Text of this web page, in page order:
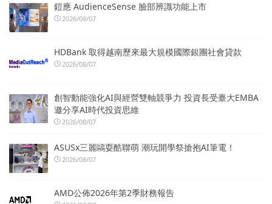
鎧應 AudienceSense 臉部辨識功能上市
2026/08/07
HDBank 取得越南歷來最大規模國際銀團社會貸款
2026/08/07
創智動能強化AI與經營雙軸競爭力 投資長受臺大EMBA
邀分享AI時代投資思維
2026/08/07
ASUSx三麗鷗耍酷聯萌 潮玩開學祭搶抱AI筆電！
2026/08/07
AMD公佈2026年第2季財務報告